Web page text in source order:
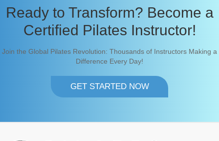
Ready to Transform? Become a
Certified Pilates Instructor!
Join the Global Pilates Revolution: Thousands of Instructors Making a
Difference Every Day!
GET STARTED NOW